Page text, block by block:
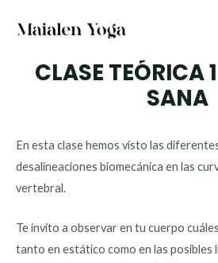
CLASE TEÓRICA
SANA
En esta clase hemos visto las
desalineaciones biomecánica en las
vertebral.
Te invito a observar en tu cuerpo
tanto en estático como en las posibles